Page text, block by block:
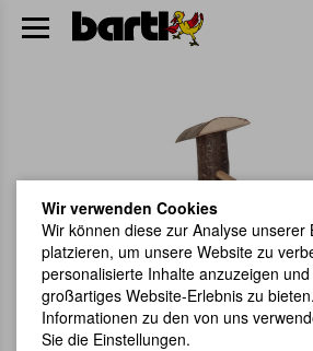
Wir verwenden Cookies
Wir können diese zur Analyse unserer
platzieren, um unsere Website zu
personalisierte Inhalte anzuzeigen
großartiges Website-Erlebnis zu
Informationen zu den von uns
Sie die Einstellungen.